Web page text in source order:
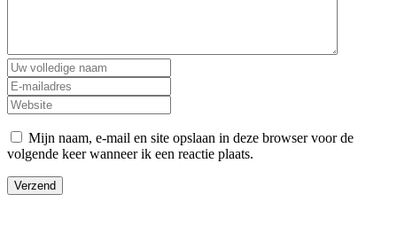
Mijn naam, e-mail en site opslaan in deze browser voor de
volgende keer wanneer ik een reactie plaats.